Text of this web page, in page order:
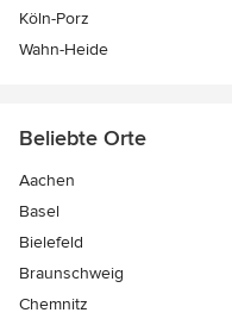
Köln-Porz
Wahn-Heide
Beliebte Orte
Aachen
Basel
Bielefeld
Braunschweig
Chemnitz